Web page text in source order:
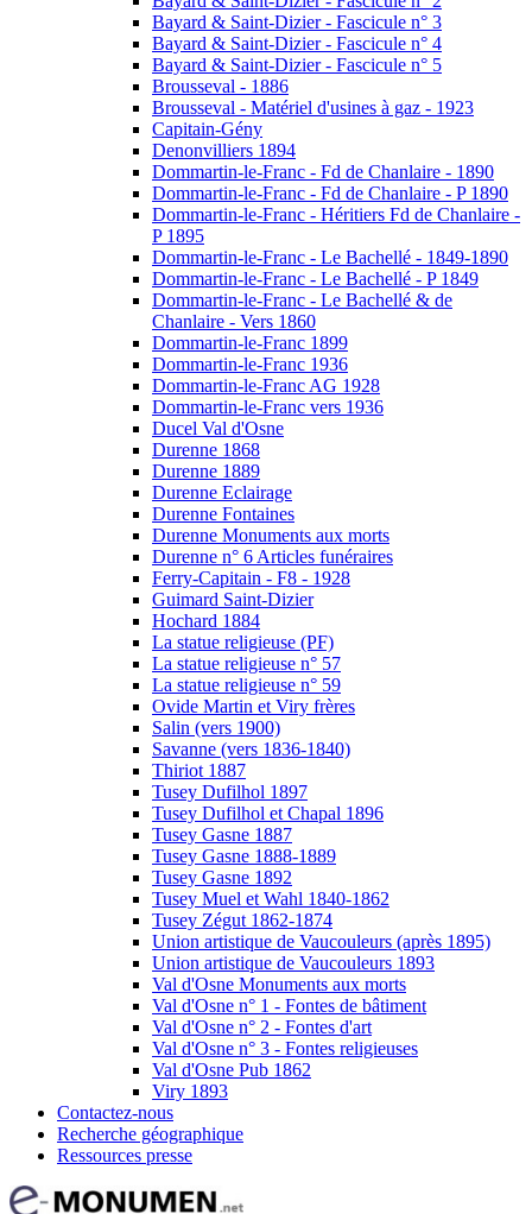
Bayard & Saint-Dizier - Fascicule n° 3
Bayard & Saint-Dizier - Fascicule n° 4
Bayard & Saint-Dizier - Fascicule n° 5
Brousseval - 1886
Brousseval - Matériel d'usines à gaz - 1923
Capitain-Gény
Denonvilliers 1894
Dommartin-le-Franc - Fd de Chanlaire - 1890
Dommartin-le-Franc - Fd de Chanlaire - P 1890
Dommartin-le-Franc - Héritiers Fd de Chanlaire -
P 1895
Dommartin-le-Franc - Le Bachellé - 1849-1890
Dommartin-le-Franc - Le Bachellé - P 1849
Dommartin-le-Franc - Le Bachellé & de
Chanlaire - Vers 1860
Dommartin-le-Franc 1899
Dommartin-le-Franc 1936
Dommartin-le-Franc AG 1928
Dommartin-le-Franc vers 1936
Ducel Val d'Osne
Durenne 1868
Durenne 1889
Durenne Eclairage
Durenne Fontaines
Durenne Monuments aux morts
Durenne n° 6 Articles funéraires
Ferry-Capitain - F8 - 1928
Guimard Saint-Dizier
Hochard 1884
La statue religieuse (PF)
La statue religieuse n° 57
La statue religieuse n° 59
Ovide Martin et Viry frères
Salin (vers 1900)
Savanne (vers 1836-1840)
Thiriot 1887
Tusey Dufilhol 1897
Tusey Dufilhol et Chapal 1896
Tusey Gasne 1887
Tusey Gasne 1888-1889
Tusey Gasne 1892
Tusey Muel et Wahl 1840-1862
Tusey Zégut 1862-1874
Union artistique de Vaucouleurs (après 1895)
Union artistique de Vaucouleurs 1893
Val d'Osne Monuments aux morts
Val d'Osne n° 1 - Fontes de bâtiment
Val d'Osne n° 2 - Fontes d'art
Val d'Osne n° 3 - Fontes religieuses
Val d'Osne Pub 1862
Viry 1893
Contactez-nous
Recherche géographique
Ressources presse